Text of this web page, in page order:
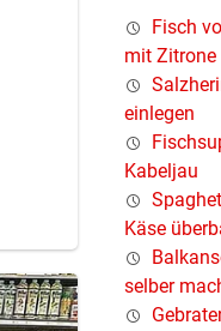
Fisch
mit Zitrone
einlegen
Kabeljau
Käse
selber